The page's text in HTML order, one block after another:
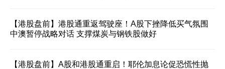
【港股盘前】港股通重返驾驶座！A股下挫降低买气氛围
中澳暂停战略对话 支撑煤炭与钢铁股做好
【港股盘前】A股和港股通重启！耶伦加息论促恐慌性抛